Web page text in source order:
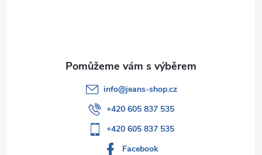
info@jeans-shop.cz
+420 605 837 535
+420 605 837 535
Facebook